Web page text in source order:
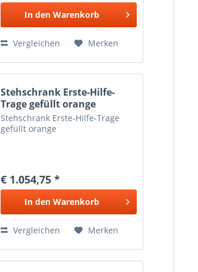
In den Warenkorb
Vergleichen Merken
Stehschrank Erste-Hilfe-
Trage gefüllt orange
Stehschrank Erste-Hilfe-Trage
gefüllt orange
€ 1.054,75 *
In den Warenkorb
Vergleichen Merken